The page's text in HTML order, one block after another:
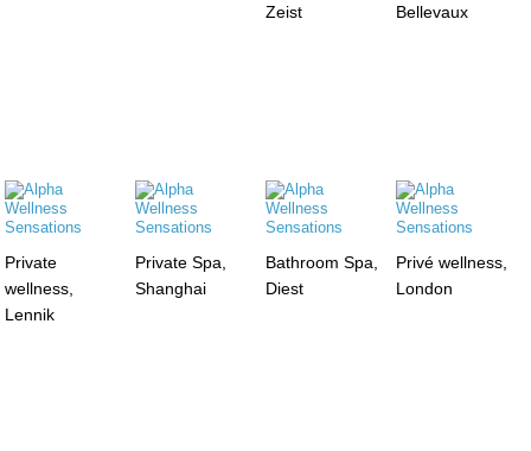
Zeist
Bellevaux
Private
wellness,
Lennik
Private Spa,
Shanghai
Bathroom Spa,
Diest
Privé wellness,
London